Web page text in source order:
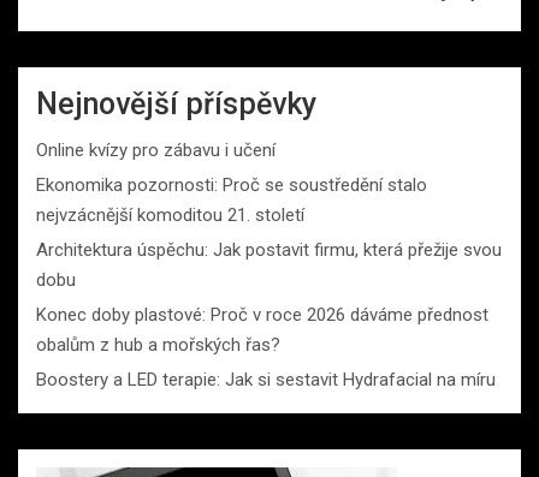
Nejnovější příspěvky
Online kvízy pro zábavu i učení
Ekonomika pozornosti: Proč se soustředění stalo
nejvzácnější komoditou 21. století
Architektura úspěchu: Jak postavit firmu, která přežije svou
dobu
Konec doby plastové: Proč v roce 2026 dáváme přednost
obalům z hub a mořských řas?
Boostery a LED terapie: Jak si sestavit Hydrafacial na míru